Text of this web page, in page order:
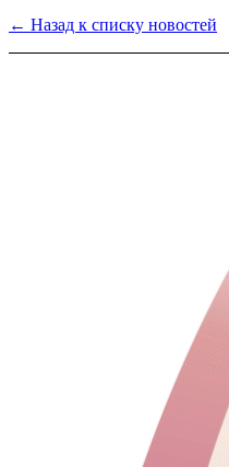
← Назад к списку новостей